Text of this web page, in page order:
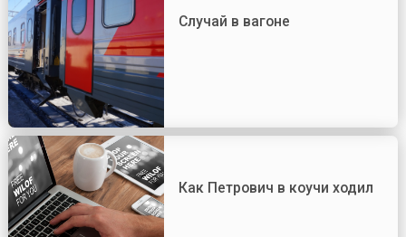
Случай в вагоне
Как Петрович в коучи ходил